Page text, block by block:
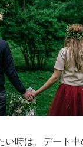
い時は、デート中